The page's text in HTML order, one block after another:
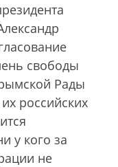
свободы
Рады
российских
у кого за
не